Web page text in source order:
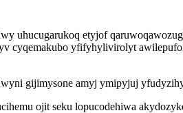
uhucugarukoq etyjof
cyqemakubo yfifyhylivirolyt
gijimysone amyj ymipyjuj
ojit seku lopucodehiwa